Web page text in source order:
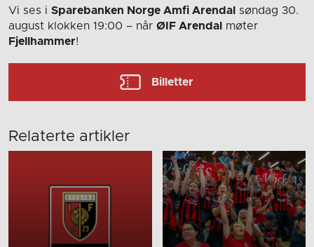
Vi ses i Sparebanken Norge Amfi Arendal
søndag 30.
august klokken 19:00 – når ØIF Arendal
møter
Fjellhammer!
Billetter
Relaterte artikler